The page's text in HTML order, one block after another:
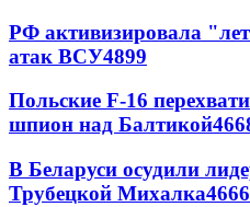
РФ активизировала
атак ВСУ4899
Польские F-16
шпион над Балтикой
В Беларуси осудили
Трубецкой Михалка4666